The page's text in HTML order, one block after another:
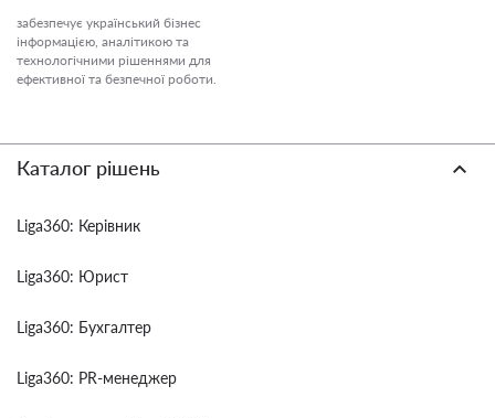
забезпечує український бізнес
інформацією, аналітикою та
технологічними рішеннями для
ефективної та безпечної роботи.
Каталог рішень
Liga360: Керівник
Liga360: Юрист
Liga360: Бухгалтер
Liga360: PR-менеджер